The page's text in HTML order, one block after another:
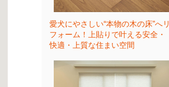
愛犬にやさしい“本物の木の床”へリ
フォーム！上貼りで叶える安全・
快適・上質な住まい空間